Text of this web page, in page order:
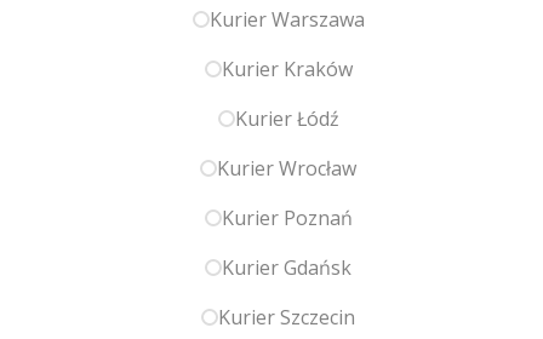
Kurier Warszawa
Kurier Kraków
Kurier Łódź
Kurier Wrocław
Kurier Poznań
Kurier Gdańsk
Kurier Szczecin